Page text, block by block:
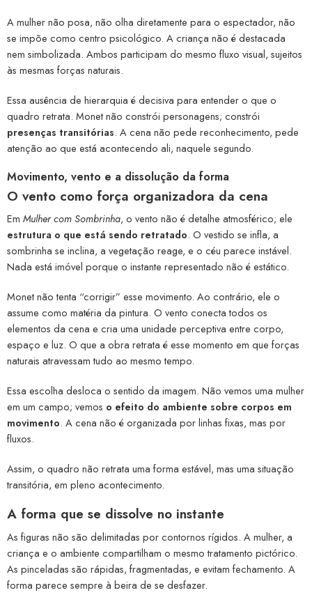
A mulher não posa, não olha diretamente para o espectador, não
se impõe como centro psicológico. A criança não é destacada
nem simbolizada. Ambos participam do mesmo fluxo visual, sujeitos
às mesmas forças naturais.
Essa ausência de hierarquia é decisiva para entender o que o
quadro retrata. Monet não constrói personagens; constrói
presenças transitórias. A cena não pede reconhecimento, pede
atenção ao que está acontecendo ali, naquele segundo.
Movimento, vento e a dissolução da forma
O vento como força organizadora da cena
Em Mulher com Sombrinha, o vento não é detalhe atmosférico; ele
estrutura o que está sendo retratado. O vestido se infla, a
sombrinha se inclina, a vegetação reage, e o céu parece instável.
Nada está imóvel porque o instante representado não é estático.
Monet não tenta “corrigir” esse movimento. Ao contrário, ele o
assume como matéria da pintura. O vento conecta todos os
elementos da cena e cria uma unidade perceptiva entre corpo,
espaço e luz. O que a obra retrata é esse momento em que forças
naturais atravessam tudo ao mesmo tempo.
Essa escolha desloca o sentido da imagem. Não vemos uma mulher
em um campo; vemos o efeito do ambiente sobre corpos em
movimento. A cena não é organizada por linhas fixas, mas por
fluxos.
Assim, o quadro não retrata uma forma estável, mas uma situação
transitória, em pleno acontecimento.
A forma que se dissolve no instante
As figuras não são delimitadas por contornos rígidos. A mulher, a
criança e o ambiente compartilham o mesmo tratamento pictórico.
As pinceladas são rápidas, fragmentadas, e evitam fechamento. A
forma parece sempre à beira de se desfazer.